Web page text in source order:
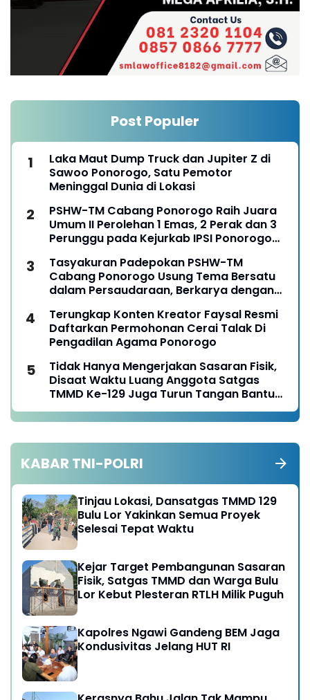
Post Populer
Laka Maut Dump Truck dan Jupiter Z di
Sawoo Ponorogo, Satu Pemotor
Meninggal Dunia di Lokasi
PSHW-TM Cabang Ponorogo Raih Juara
Umum II Perolehan 1 Emas, 2 Perak dan 3
Perunggu pada Kejurkab IPSI Ponorogo
Tasyakuran Padepokan PSHW-TM
Cabang Ponorogo Usung Tema Bersatu
dalam Persaudaraan, Berkarya dengan
Tanggungjawab
Terungkap Konten Kreator Faysal Resmi
Daftarkan Permohonan Cerai Talak Di
Pengadilan Agama Ponorogo
Tidak Hanya Mengerjakan Sasaran Fisik,
Disaat Waktu Luang Anggota Satgas
TMMD Ke-129 Juga Turun Tangan Bantu
Warga Panen Jagung
KABAR TNI-POLRI
Tinjau Lokasi, Dansatgas TMMD 129
Bulu Lor Yakinkan Semua Proyek
Selesai Tepat Waktu
Kejar Target Pembangunan Sasaran
Fisik, Satgas TMMD dan Warga Bulu
Lor Kebut Plesteran RTLH Milik Puguh
Kapolres Ngawi Gandeng BEM Jaga
Kondusivitas Jelang HUT RI